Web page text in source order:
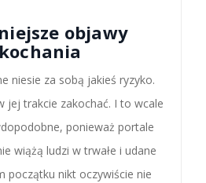
objawy
niesie za sobą jakieś ryzyko.
jej trakcie zakochać. I to wcale
ponieważ portale
wiążą ludzi w trwałe i udane
początku nikt oczywiście nie